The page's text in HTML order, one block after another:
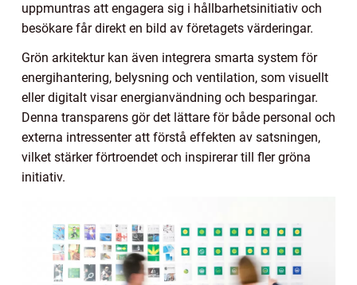
uppmuntras att engagera sig i hållbarhetsinitiativ och
besökare får direkt en bild av företagets värderingar.
Grön arkitektur kan även integrera smarta system för
energihantering, belysning och ventilation, som visuellt
eller digitalt visar energianvändning och besparingar.
Denna transparens gör det lättare för både personal och
externa intressenter att förstå effekten av satsningen,
vilket stärker förtroendet och inspirerar till fler gröna
initiativ.